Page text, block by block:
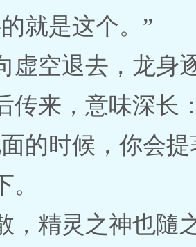
就是这个。”
虚空退去，龙身
传来，意味深长
的时候，你会
，精灵之神也隨